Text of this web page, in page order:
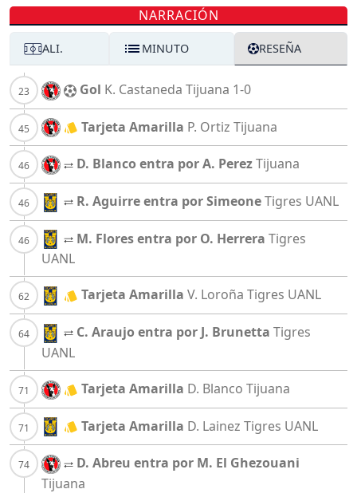
NARRACIÓN
ALI. MINUTO RESEÑA
Gol K. Castaneda Tijuana 1-0
Tarjeta Amarilla P. Ortiz Tijuana
D. Blanco entra por A. PerezTijuana
R. Aguirre entra por SimeoneTigres UANL
M. Flores entra por O. Herrera Tigres
UANL
Tarjeta Amarilla V. Loroña Tigres UANL
C. Araujo entra por J. Brunetta Tigres
UANL
Tarjeta Amarilla D. Blanco Tijuana
Tarjeta Amarilla D. Lainez Tigres UANL
D. Abreu entra por M. El Ghezouani
Tijuana